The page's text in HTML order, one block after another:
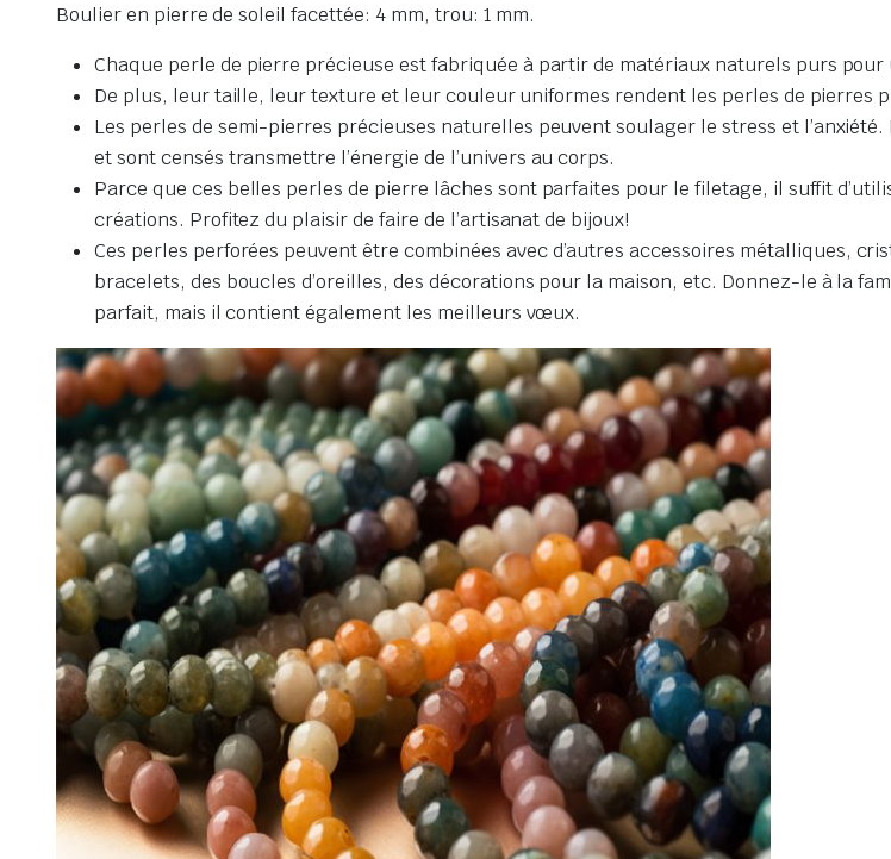
Boulier en pierre de soleil facettée: 4 mm, trou: 1 mm.
Chaque perle de pierre précieuse est fabriquée à partir de matériaux naturels purs pour
De plus, leur taille, leur texture et leur couleur uniformes rendent les perles de pierres
Les perles de semi-pierres précieuses naturelles peuvent soulager le stress et
et sont censés transmettre l’énergie de l’univers au corps.
Parce que ces belles perles de pierre lâches sont parfaites pour le filetage, il suffit
créations. Profitez du plaisir de faire de l’artisanat de bijoux!
Ces perles perforées peuvent être combinées avec d’autres accessoires métalliques,
bracelets, des boucles d’oreilles, des décorations pour la maison, etc. Donnez-le à la
parfait, mais il contient également les meilleurs vœux.